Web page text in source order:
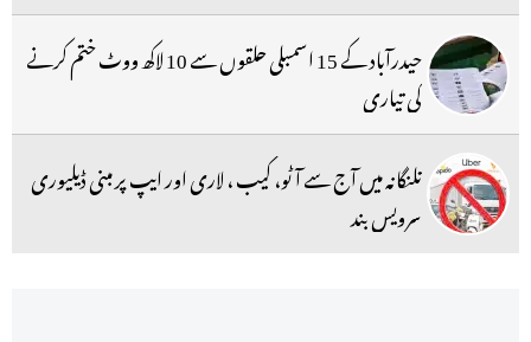
حیدرآباد کے 15 اسمبلی حلقوں سے 10 لاکھ ووٹ ختم کرنے
کی تیاری
تلنگانہ میں آج سے آٹو، کیب ، لاری اور ایپ پر مبنی ڈیلیوری
سرویس بند